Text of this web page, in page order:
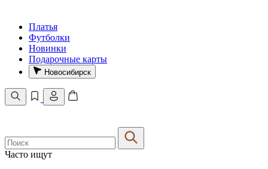
Платья
Футболки
Новинки
Подарочные карты
Новосибирск
Часто ищут